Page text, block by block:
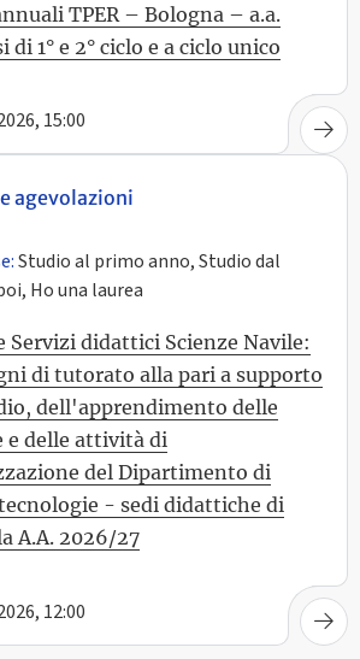
TPER – Bologna – a.a.
1° e 2° ciclo e a ciclo unico
15:00
agevolazioni
Studio al primo anno, Studio dal
Ho una laurea
Servizi didattici Scienze Navile:
di tutorato alla pari a supporto
dell'apprendimento delle
e delle attività di
del Dipartimento di
- sedi didattiche di
A.A. 2026/27
12:00